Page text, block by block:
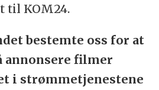
til KOM24.
bestemte oss for at
annonsere filmer
i strømmetjenestene